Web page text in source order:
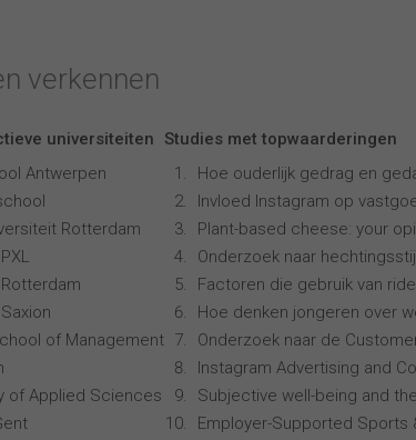
verkennen
universiteiten
Antwerpen
Rotterdam
of Management
of Applied Sciences
Studies met topwaarderingen
Hoe ouderlijk gedrag en
Invloed Instagram op
Plant-based cheese: your
Onderzoek naar
Factoren die gebruik van
Hoe denken jongeren over
Onderzoek naar de
Instagram Advertising and
Subjective well-being and
Employer-Supported Sports